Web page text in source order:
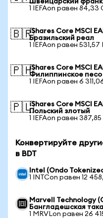
Швейцарский франк
1 IEFAon равен 84,33
🇧🇷iShares Core MSCI
Бразильский реал
1 IEFAon равен 531,57
🇵🇭iShares Core MSCI
Филиппинское песо
1 IEFAon равен 6
🇵🇱iShares Core MSCI
Польский злотый
1 IEFAon равен 387,85
Конвертируйте
в BDT
Intel (Ondo
1 INTCon равен 12
Marvell Technology
Бангладешская така
1 MRVLon равен 26